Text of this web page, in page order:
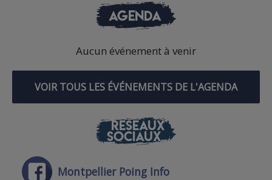
AGENDA
Aucun événement à venir
VOIR TOUS LES ÉVÉNEMENTS DE L'AGENDA
RÉSEAUX
SOCIAUX
Montpellier Poing Info